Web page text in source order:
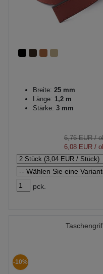
Breite: 25 mm
Länge: 1,2 m
Stärke: 3 mm
6,76 EUR/
6,08 EUR /
pck.
-10%